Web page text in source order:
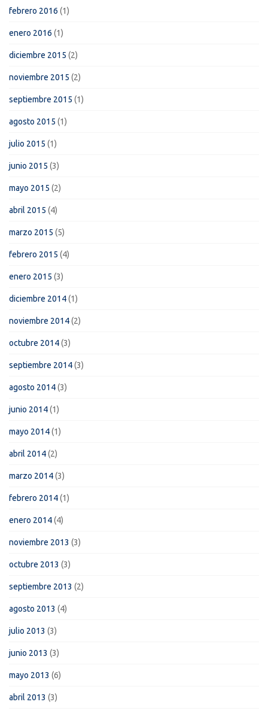
febrero 2016 (1)
enero 2016 (1)
diciembre 2015 (2)
noviembre 2015 (2)
septiembre 2015 (1)
agosto 2015 (1)
julio 2015 (1)
junio 2015 (3)
mayo 2015 (2)
abril 2015 (4)
marzo 2015 (5)
febrero 2015 (4)
enero 2015 (3)
diciembre 2014(1)
noviembre 2014(2)
octubre 2014(3)
septiembre 2014(3)
agosto 2014(3)
junio 2014(1)
mayo 2014(1)
abril 2014(2)
marzo 2014(3)
febrero 2014(1)
enero 2014(4)
noviembre 2013 (3)
octubre 2013 (3)
septiembre 2013 (2)
agosto 2013 (4)
julio 2013 (3)
junio 2013 (3)
mayo 2013 (6)
abril 2013 (3)